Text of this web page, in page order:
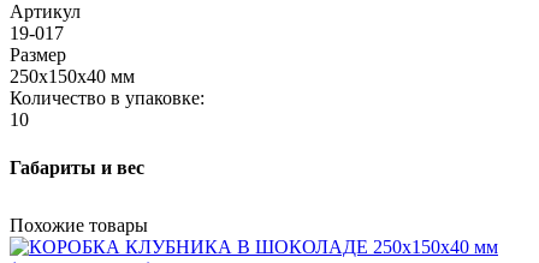
Артикул
19-017
Размер
250х150х40 мм
Количество в упаковке:
10
Габариты и вес
Похожие товары